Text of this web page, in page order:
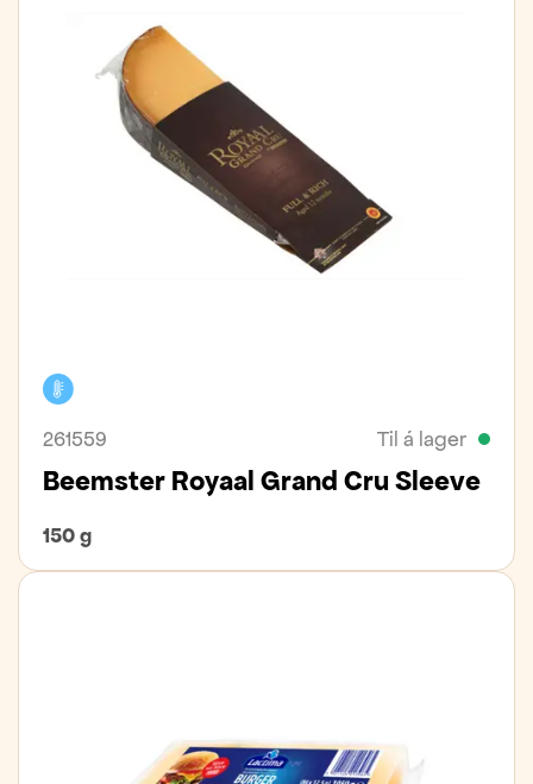
261559 Til á lager
Beemster Royaal Grand Cru Sleeve
150 g